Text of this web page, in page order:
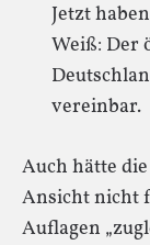
Jetzt
Weiß: Der
vereinbar.
Auch hätte
Ansicht nicht
Auflagen